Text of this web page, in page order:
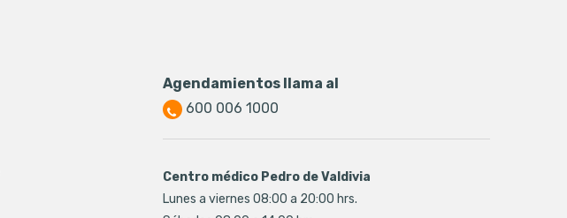
Agendamientos llama al
600 006 1000
Centro médico Pedro de Valdivia
Lunes a viernes 08:00 a 20:00 hrs.